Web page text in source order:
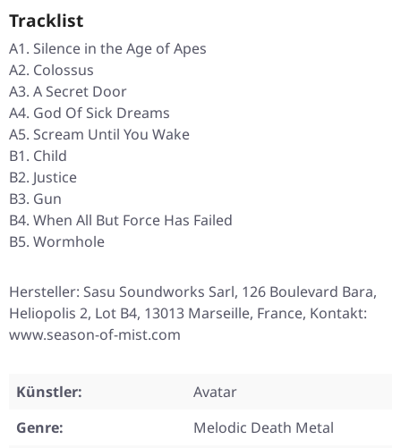
Tracklist
A1. Silence in the Age of Apes
A2. Colossus
A3. A Secret Door
A4. God Of Sick Dreams
A5. Scream Until You Wake
B1. Child
B2. Justice
B3. Gun
B4. When All But Force Has Failed
B5. Wormhole
Hersteller: Sasu Soundworks Sarl, 126 Boulevard Bara,
Heliopolis 2, Lot B4, 13013 Marseille, France, Kontakt:
www.season-of-mist.com
Künstler:
Avatar
Genre:
Melodic Death Metal